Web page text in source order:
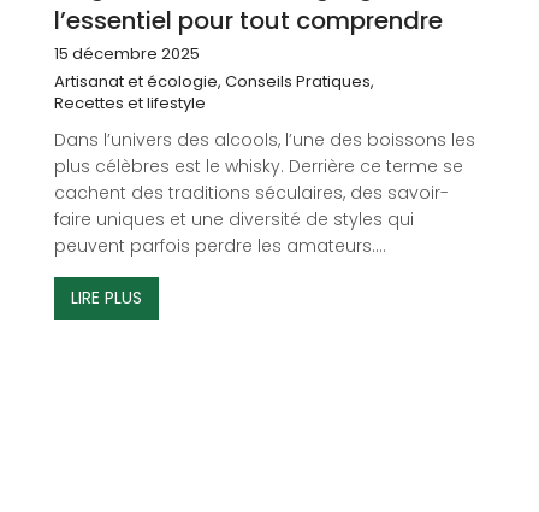
l’essentiel pour tout comprendre
15 décembre 2025
Artisanat et écologie, Conseils Pratiques,
Recettes et lifestyle
Dans l’univers des alcools, l’une des boissons les
plus célèbres est le whisky. Derrière ce terme se
cachent des traditions séculaires, des savoir-
faire uniques et une diversité de styles qui
peuvent parfois perdre les amateurs....
LIRE PLUS